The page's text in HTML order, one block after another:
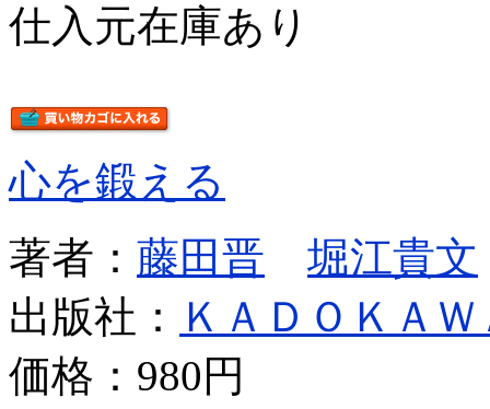
仕入元在庫あり
心を鍛える
著者： 藤田晋
堀江貴文
出版社： ＫＡＤＯＫＡＷ
価格： 980円